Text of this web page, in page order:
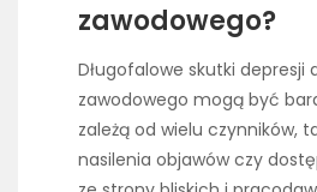
zawodowego?
Długofalowe skutki depresji
zawodowego mogą być
zależą od wielu czynników,
nasilenia objawów czy